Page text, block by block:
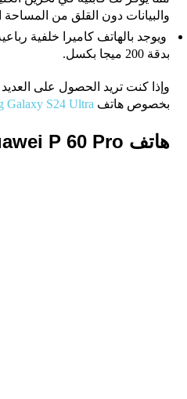
والبيانات دون القلق من المساحة
ويوجد بالهاتف كاميرا خلفية
بدقة 200 ميجا بكسل.
وإذا كنت تريد الحصول على
بخصوص هاتف Galaxy S24 Ultra
هاتف Huawei P 60 Pro